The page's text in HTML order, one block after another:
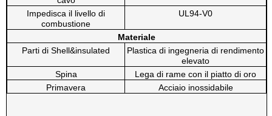
Impedisca il livello di
combustione
UL94-V0
Materiale
Parti di Shell&insulated
Plastica di ingegneria di rendimento
elevato
Spina
Lega di rame con il piatto di oro
Primavera
Acciaio inossidabile